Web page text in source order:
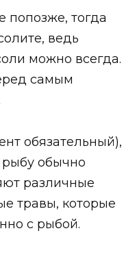
попозже, тогда
ведь
можно всегда.
самым
обязательный),
обычно
различные
травы, которые
с рыбой.